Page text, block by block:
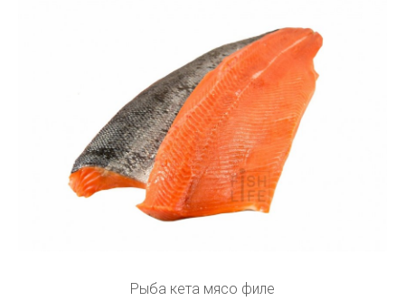
Рыба кета мясо филе